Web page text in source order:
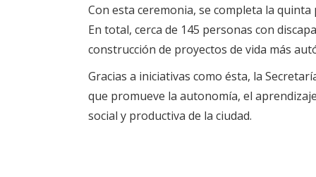
Con esta ceremonia, se completa la
En total, cerca de 145 personas con
construcción de proyectos de vida más
Gracias a iniciativas como ésta, la
que promueve la autonomía, el
social y productiva de la ciudad.